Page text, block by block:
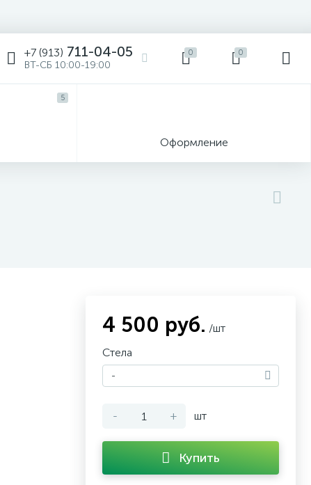
+7 (913) 711-04-05
ВТ-СБ 10:00-19:00
0 0
5
Оформление
4 500 руб. /шт
Стела
-
- + шт
Купить